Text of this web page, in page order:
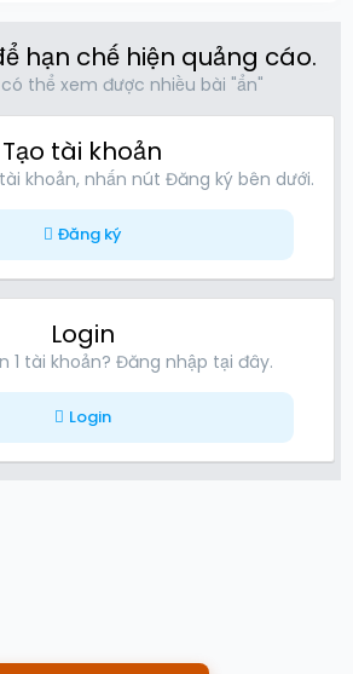
hạn chế hiện quảng cáo.
thể xem được nhiều bài "ẩn"
Tạo tài khoản
khoản, nhấn nút Đăng ký bên dưới.
Đăng ký
Login
1 tài khoản? Đăng nhập tại đây.
Login